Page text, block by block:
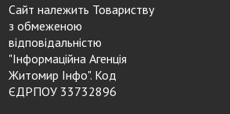
Сайт належить Товариству
з обмеженою
відповідальністю
"Інформаційна Агенція
Житомир Інфо". Код
ЄДРПОУ 33732896